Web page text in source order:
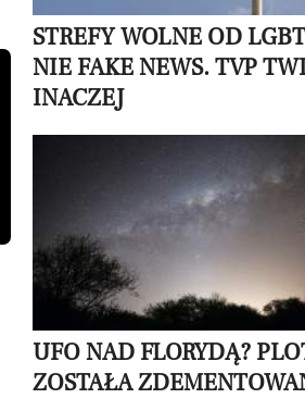
STREFY WOLNE OD
NIE FAKE NEWS. TVP
INACZEJ
UFO NAD FLORYDĄ?
ZOSTAŁA